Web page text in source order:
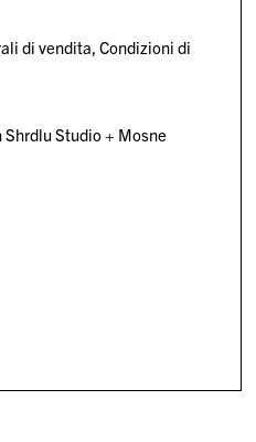
di vendita Condizioni di
Shrdlu Studio+ Mosne